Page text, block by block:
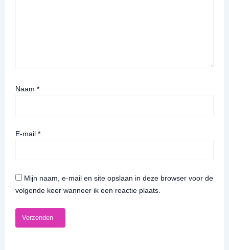
Naam *
E-mail *
Mijn naam, e-mail en site opslaan in deze browser voor de
volgende keer wanneer ik een reactie plaats.